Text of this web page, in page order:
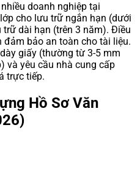
doanh nghiệp tại
cho lưu trữ ngắn hạn (dưới
dài hạn (trên 3 năm). Điều
bảo an toàn cho tài liệu.
giấy (thường từ 3-5 mm
và yêu cầu nhà cung cấp
trực tiếp.
Hồ Sơ Văn